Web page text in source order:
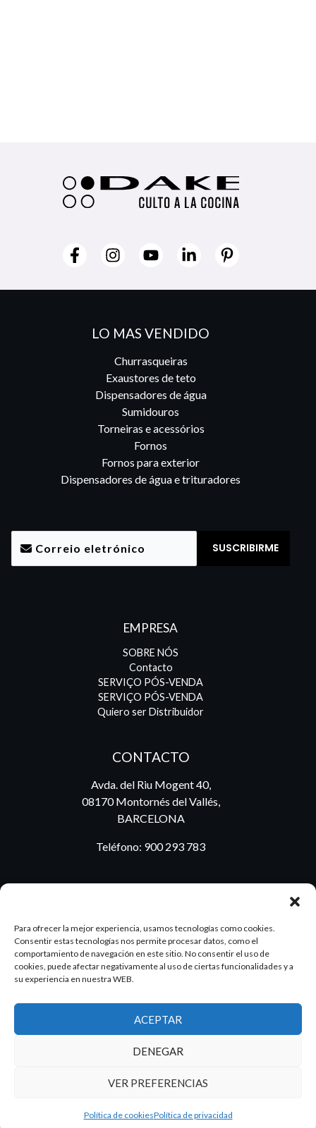
Para ofrecer la mejor experiencia, usamos tecnologías como cookies.
Consentir estas tecnologías nos permite procesar datos, como el
comportamiento de navegación en este sitio. No consentir el uso de
cookies, puede afectar negativamente al uso de ciertas funcionalidades y a
su experiencia en nuestra WEB.
ACEPTAR
DENEGAR
VER PREFERENCIAS
Política de cookiesPolítica de privacidad
LO MAS VENDIDO
Churrasqueiras
Exaustores de teto
Dispensadores de água
Sumidouros
Torneiras e acessórios
Fornos
Fornos para exterior
Dispensadores de água e trituradores
EMPRESA
SOBRE NÓS
Contacto
SERVIÇO PÓS-VENDA
SERVIÇO PÓS-VENDA
Quiero ser Distribuidor
CONTACTO
Avda. del Riu Mogent 40,
08170 Montornés del Vallés,
BARCELONA
Teléfono: 900 293 783
2026 Dake. Todos los derechos reservados.